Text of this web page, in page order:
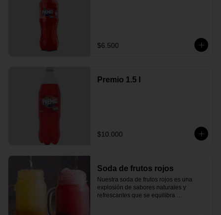
$6.500
Premio 1.5 l
$10.000
Soda de frutos rojos
Nuestra soda de frutos rojos es una
explosión de sabores naturales y
refrescantes que se equilibra